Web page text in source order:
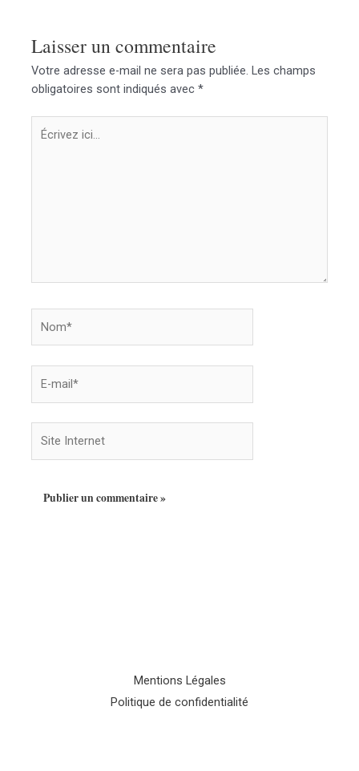
Laisser un commentaire
Votre adresse e-mail ne sera pas publiée. Les champs
obligatoires sont indiqués avec*
Écrivez
ici…
mail*
Internet
Mentions Légales
Politique de confidentialité